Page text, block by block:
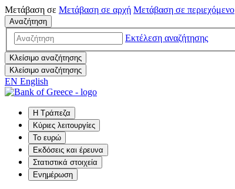
Μετάβαση σε Μετάβαση σε αρχή Μετάβαση σε περιεχόμενο
Αναζήτηση
Εκτέλεση αναζήτησης
Κλείσιμο αναζήτησης
Κλείσιμο αναζήτησης
EN English
Η Τράπεζα
Κύριες λειτουργίες
Το ευρώ
Εκδόσεις και έρευνα
Στατιστικά στοιχεία
Ενημέρωση